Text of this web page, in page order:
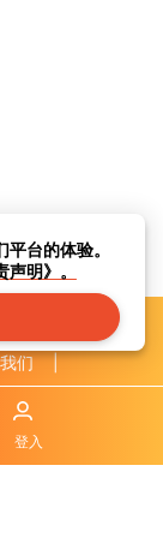
们 |
登入
台的体验。
声明》。